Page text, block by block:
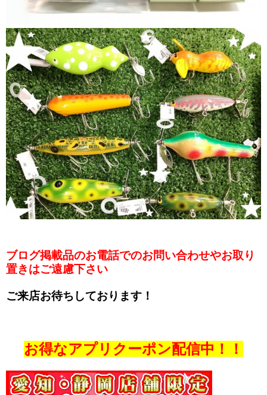
ブログ掲載品のお電話でのお問い合わせやお取り
置きはご遠慮下さい
ご来店お待ちしております！
お得なアプリクーポン配信中！！